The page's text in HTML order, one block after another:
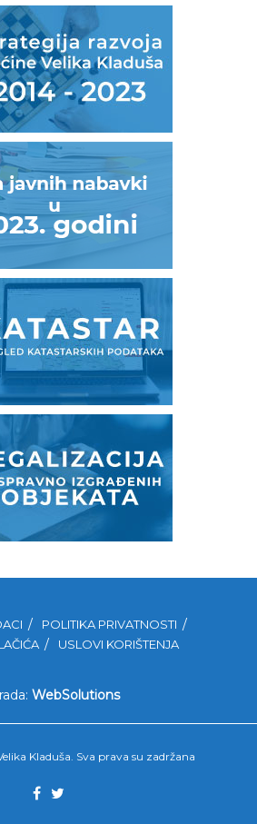
POLITIKA PRIVATNOSTI
USLOVI KORIŠTENJA
WebSolutions
Kladuša. Sva prava su zadržana